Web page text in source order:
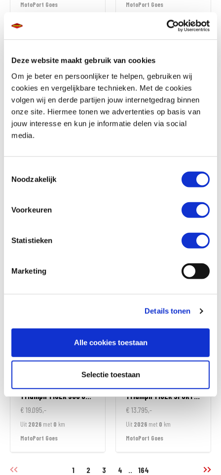
Deze website maakt gebruik van cookies
Om je beter en persoonlijker te helpen, gebruiken wij
cookies en vergelijkbare technieken. Met de cookies
volgen wij en derde partijen jouw internetgedrag binnen
onze site. Hiermee tonen we advertenties op basis van
jouw interesse en kun je informatie delen via social
media.
Noodzakelijk
Voorkeuren
Statistieken
Marketing
Details tonen
Alle cookies toestaan
Selectie toestaan
MotoPort Goes
MotoPort Goes
Honda CBR 650 R
€ 11.799,-
Uit2026
Honda
CB 650 F
€ 7.499,-
MotoPort Wormerveer
MotoPort Goes
TriumphTIGER 900 GT ALPINE EDITION
€ 19.095,-
Uit 2026 met 0 km
MotoPort Goes
TriumphTIGER SPORT 800
€ 13.795,-
Uit 2026 met 0 km
MotoPort Goes
1 2 3 4 .. 164